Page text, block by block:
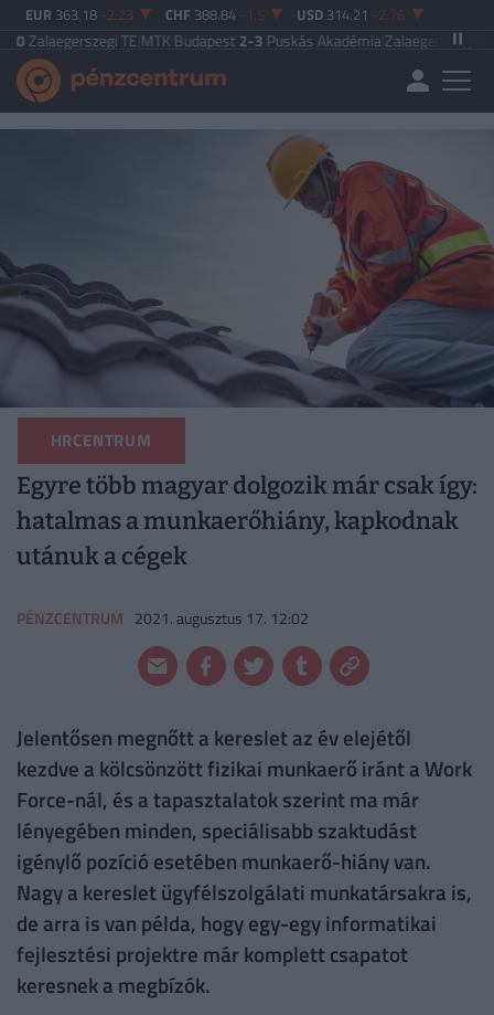
EUR 363.18 -2.23 CHF 388.84 -1.5 USD 314.21 -2.76
TE|MTK Budapest2-3Puskás Akadémia|Zalaegerszegi TE5-2 Paksi
HRCENTRUM
Egyre több magyar dolgozik már csak így:
hatalmas a munkaerőhiány, kapkodnak
utánuk a cégek
PÉNZCENTRUM 2021. augusztus 17. 12:02
Jelentősen megnőtt a kereslet az év elejétől
kezdve a kölcsönzött fizikai munkaerő iránt a Work
Force-nál, és a tapasztalatok szerint ma már
lényegében minden, speciálisabb szaktudást
igénylő pozíció esetében munkaerő-hiány van.
Nagy a kereslet ügyfélszolgálati munkatársakra is,
de arra is van példa, hogy egy-egy informatikai
fejlesztési projektre már komplett csapatot
keresnek a megbízók.